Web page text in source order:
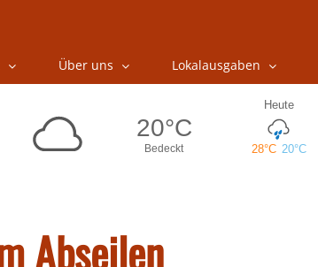
Über uns Lokalausgaben
Abseilen